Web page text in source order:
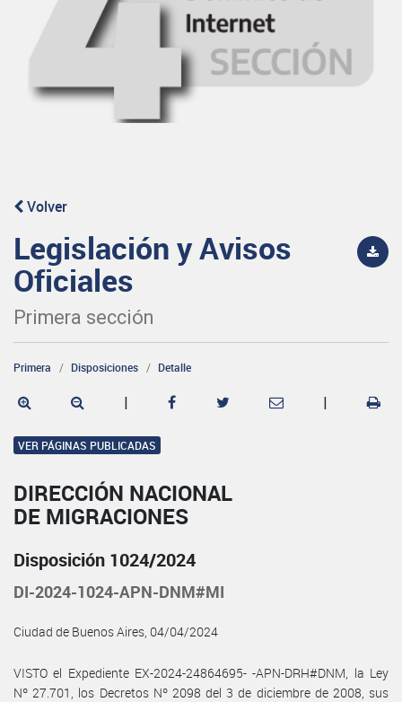
Volver
Legislación y Avisos
Oficiales
Primera sección
Primera Disposiciones Detalle
| |
VER PÁGINAS PUBLICADAS
DIRECCIÓN NACIONAL
DE MIGRACIONES
Disposición 1024/2024
DI-2024-1024-APN-DNM#MI
Ciudad de Buenos Aires, 04/04/2024
VISTO el Expediente EX-2024-24864695- -APN-DRH#DNM, la Ley
Nº 27.701, los Decretos Nº 2098 del 3 de diciembre de 2008, sus